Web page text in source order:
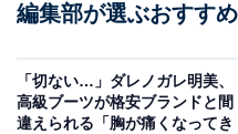
編集部が選ぶおすす
「切ない…」ダレノガレ明美、
高級ブーツが格安ブランドと間
違えられる「胸が痛くなってき